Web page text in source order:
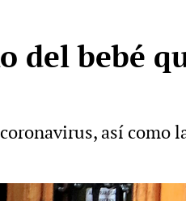
del bebé
así como